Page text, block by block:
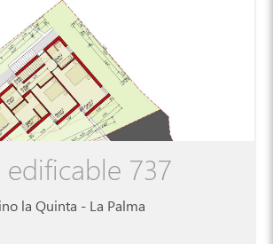
edificable 737
la Quinta - La Palma